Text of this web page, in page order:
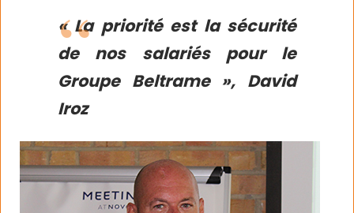
« La priorité est la sécurité
de nos salariés pour le
Groupe Beltrame », David
Iroz